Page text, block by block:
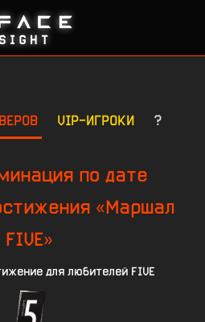
VIP-ИГРОКИ ?
по дате
«Маршал
FIVE»
для любителей FIVE